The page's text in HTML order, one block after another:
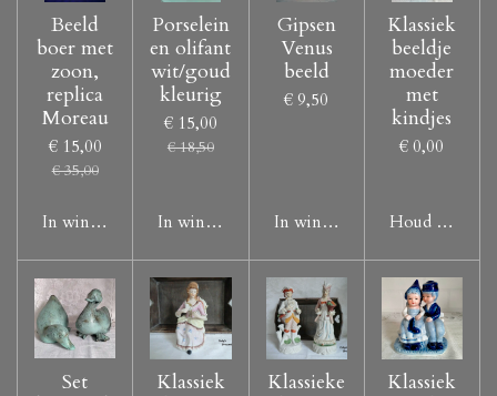
Beeld
boer met
zoon,
replica
Moreau
€ 15,00
€ 35,00
In winkelwagen
Porselein
en olifant
wit/goud
kleurig
€ 15,00
€ 18,50
In winkelwagen
Gipsen
Venus
beeld
€ 9,50
In winkelwagen
Klassiek
beeldje
moeder
met
kindjes
€ 0,00
Houd mij op
Set
Klassiek
Klassieke
Klassiek